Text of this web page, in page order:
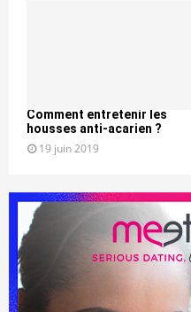
Comment entretenir les
housses anti-acarien ?
19 juin 2019